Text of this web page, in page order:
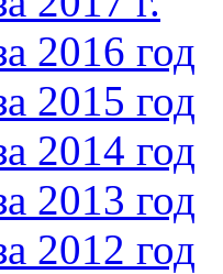
2016 год
2015 год
2014 год
2013 год
2012 год